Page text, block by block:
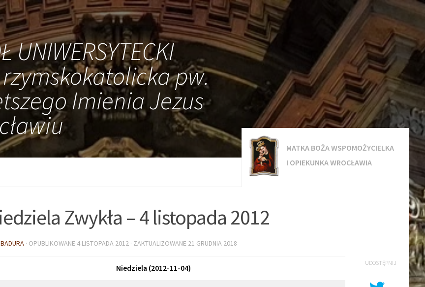
UNIWERSYTECKI
pw.
Imienia Jezus
MATKA BOŻA WSPOMOŻYCIELKA
I OPIEKUNKA WROCŁAWIA
Zwykła – 4 listopada 2012
· OPUBLIKOWANE 4 LISTOPADA 2012 · ZAKTUALIZOWANE 21 GRUDNIA 2018
Niedziela (2012-11-04)
UDOSTĘPNIJ